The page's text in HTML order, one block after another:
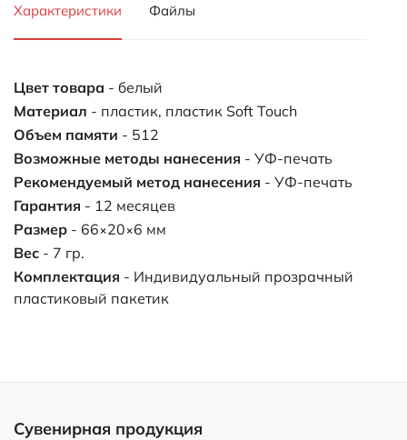
Характеристики Файлы
Цвет товара - белый
Материал - пластик, пластик Soft Touch
Объем памяти - 512
Возможные методы нанесения - УФ-печать
Рекомендуемый метод нанесения - УФ-печать
Гарантия - 12 месяцев
Размер - 66×20×6 мм
Вес - 7 гр.
Комплектация - Индивидуальный прозрачный
пластиковый пакетик
Сувенирная продукция